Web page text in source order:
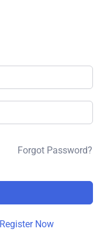
Forgot Password?
Register Now